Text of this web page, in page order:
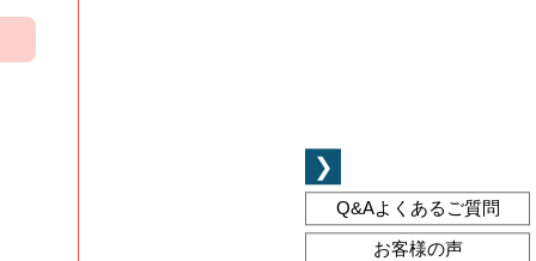
❯
Q&Aよくあるご質問
お客様の声